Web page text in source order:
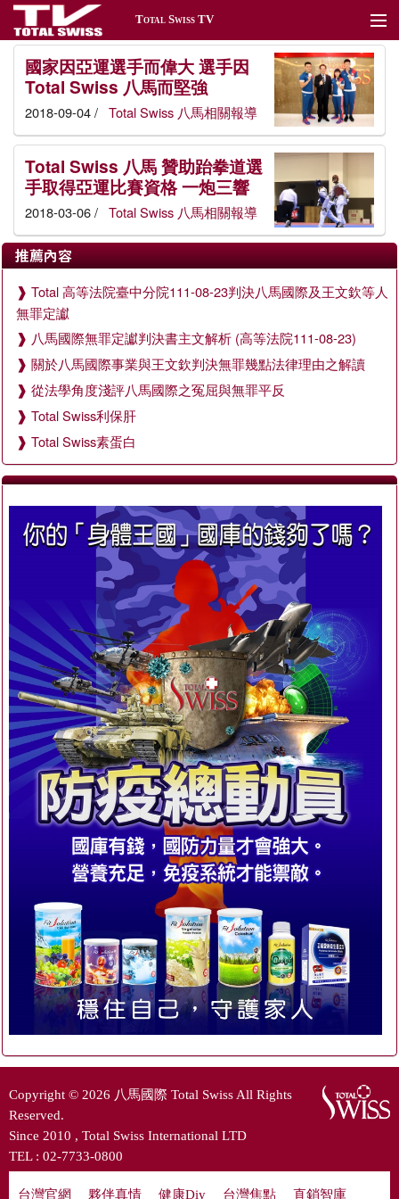
Total Swiss TV
關於Total Swiss
最新消息
台北頻道
香港頻道
活動頻道
公益頻道
產品頻道
新聞管理
國家因亞運選手而偉大 選手因
Total Swiss 八馬而堅強
2018-09-04 / Total Swiss 八馬相關報導
Total Swiss 八馬 贊助跆拳道選
手取得亞運比賽資格 一炮三響
2018-03-06 / Total Swiss 八馬相關報導
推薦內容
Total 高等法院臺中分院111-08-23判決八馬國際及王文欽等人
無罪定讞
八馬國際無罪定讞判決書主文解析 (高等法院111-08-23)
關於八馬國際事業與王文欽判決無罪幾點法律理由之解讀
從法學角度淺評八馬國際之冤屈與無罪平反
Total Swiss利保肝
Total Swiss素蛋白
Copyright © 2026 八馬國際 Total Swiss All Rights
Reserved.
Since 2010 , Total Swiss International LTD
TEL : 02-7733-0800
台灣官網 夥伴真情 健康Diy 台灣焦點 直銷智庫